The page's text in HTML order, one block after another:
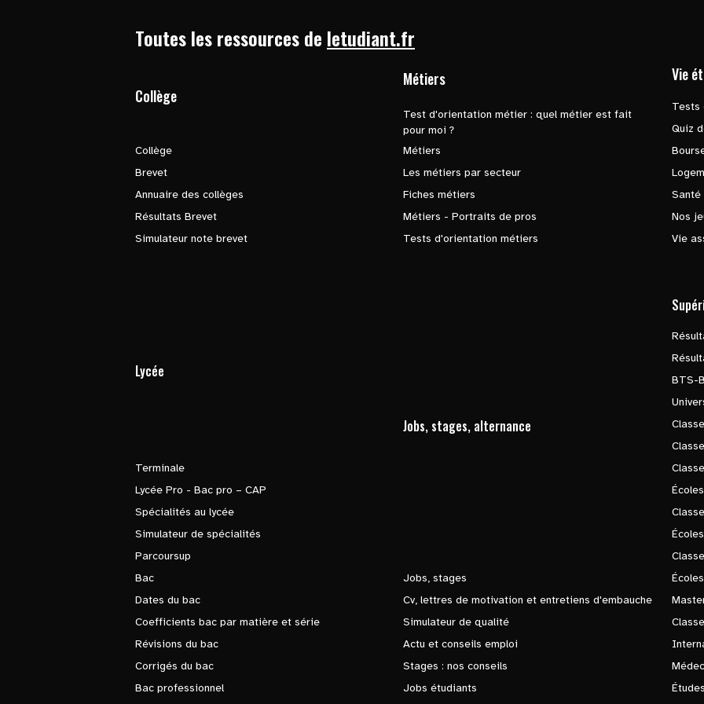
Toutes les ressources de letudiant.fr
Collège
Collège
Brevet
Annuaire des collèges
Résultats Brevet
Simulateur note brevet
Métiers
Test d'orientation métier : quel métier est fait
pour moi ?
Métiers
Les métiers par secteur
Fiches métiers
Métiers - Portraits de pros
Tests d'orientation métiers
Vie
Tests
Quiz
Santé
Nos
Vie
Lycée
Terminale
Lycée Pro - Bac pro – CAP
Spécialités au lycée
Simulateur de spécialités
Parcoursup
Bac
Dates du bac
Coefficients bac par matière et série
Révisions du bac
Corrigés du bac
Bac professionnel
Jobs, stages, alternance
Jobs, stages
Cv, lettres de motivation et entretiens d'embauche
Simulateur de qualité
Actu et conseils emploi
Stages : nos conseils
Jobs étudiants
BTS-